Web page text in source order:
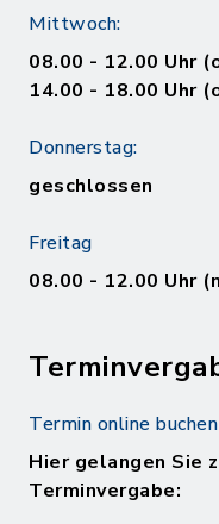
Mittwoch:
08.00 - 12.00 Uhr
14.00 - 18.00 Uhr
Donnerstag:
geschlossen
Freitag
08.00 - 12.00 Uhr
Termin online buchen
Hier gelangen Sie
Terminvergabe: